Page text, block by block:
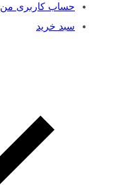
حساب کاربری من
سبد خرید